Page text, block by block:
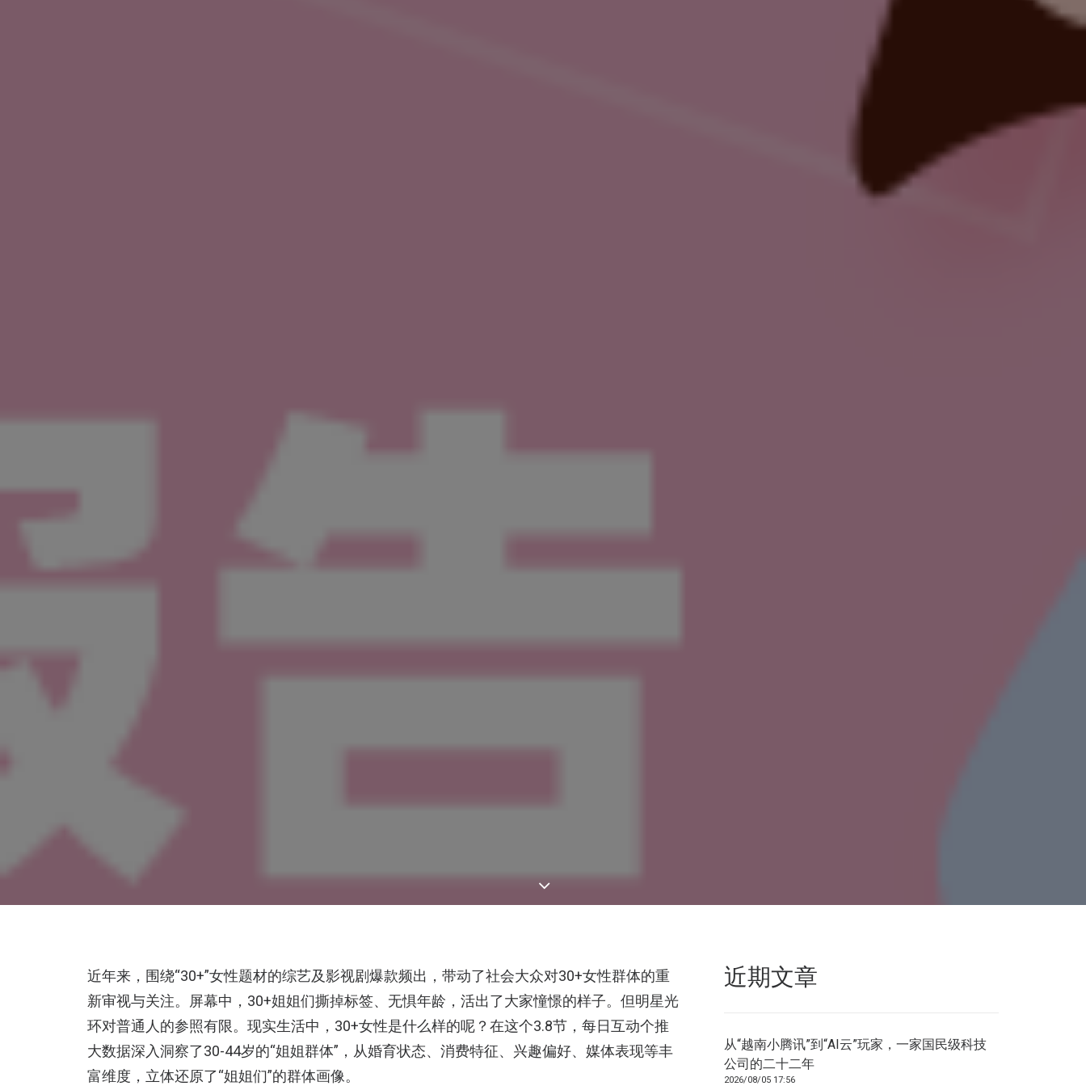
近年来，围绕“30+”女性题材的综艺及影视剧爆款频出，带动了社会大众对30+女性群体的重
新审视与关注。屏幕中，30+姐姐们撕掉标签、无惧年龄，活出了大家憧憬的样子。但明星光
环对普通人的参照有限。现实生活中，30+女性是什么样的呢？在这个3.8节，每日互动个推
大数据深入洞察了30-44岁的“姐姐群体”，从婚育状态、消费特征、兴趣偏好、媒体表现等丰
富维度，立体还原了“姐姐们”的群体画像。
近期文章
从“越南小腾讯”到“AI云”玩家，一家国民级科技
公司的二十二年
2026/08/05 17:56